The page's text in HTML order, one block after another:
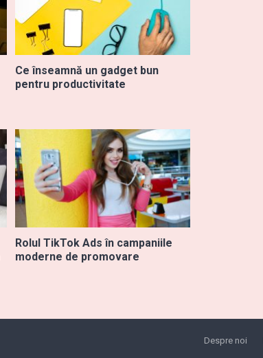
Ce înseamnă un gadget bun
pentru productivitate
Rolul TikTok Ads în campaniile
moderne de promovare
Despre noi